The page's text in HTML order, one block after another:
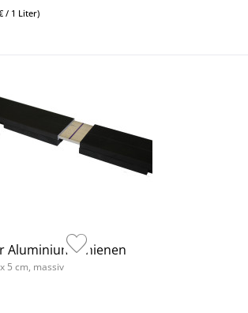
/ 1 Liter)
Aluminiumschienen
5 cm, massiv